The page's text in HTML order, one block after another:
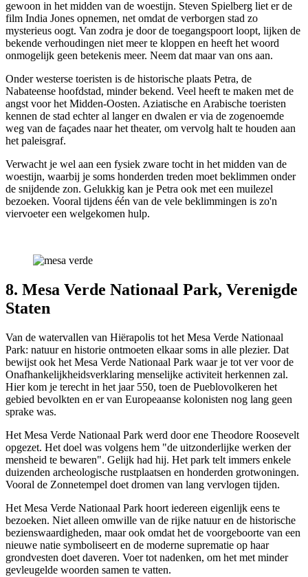
gewoon in het midden van de woestijn. Steven Spielberg liet er de
film India Jones opnemen, net omdat de verborgen stad zo
mysterieus oogt. Van zodra je door de toegangspoort loopt, lijken de
bekende verhoudingen niet meer te kloppen en heeft het woord
onmogelijk geen betekenis meer. Neem dat maar van ons aan.
Onder westerse toeristen is de historische plaats Petra, de
Nabateense hoofdstad, minder bekend. Veel heeft te maken met de
angst voor het Midden-Oosten. Aziatische en Arabische toeristen
kennen de stad echter al langer en dwalen er via de zogenoemde
weg van de façades naar het theater, om vervolg halt te houden aan
het paleisgraf.
Verwacht je wel aan een fysiek zware tocht in het midden van de
woestijn, waarbij je soms honderden treden moet beklimmen onder
de snijdende zon. Gelukkig kan je Petra ook met een muilezel
bezoeken. Vooral tijdens één van de vele beklimmingen is zo'n
viervoeter een welgekomen hulp.
8. Mesa Verde Nationaal Park, Verenigde
Staten
Van de watervallen van Hiërapolis tot het Mesa Verde Nationaal
Park: natuur en historie ontmoeten elkaar soms in alle plezier. Dat
bewijst ook het Mesa Verde Nationaal Park waar je tot ver voor de
Onafhankelijkheidsverklaring menselijke activiteit herkennen zal.
Hier kom je terecht in het jaar 550, toen de Pueblovolkeren het
gebied bevolkten en er van Europeaanse kolonisten nog lang geen
sprake was.
Het Mesa Verde Nationaal Park werd door ene Theodore Roosevelt
opgezet. Het doel was volgens hem "de uitzonderlijke werken der
mensheid te bewaren". Gelijk had hij. Het park telt immers enkele
duizenden archeologische rustplaatsen en honderden grotwoningen.
Vooral de Zonnetempel doet dromen van lang vervlogen tijden.
Het Mesa Verde Nationaal Park hoort iedereen eigenlijk eens te
bezoeken. Niet alleen omwille van de rijke natuur en de historische
bezienswaardigheden, maar ook omdat het de voorgeboorte van een
nieuwe natie symboliseert en de moderne suprematie op haar
grondvesten doet daveren. Voer tot nadenken, om het met minder
gevleugelde woorden samen te vatten.